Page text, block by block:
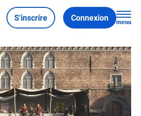
S'inscrire Connexion